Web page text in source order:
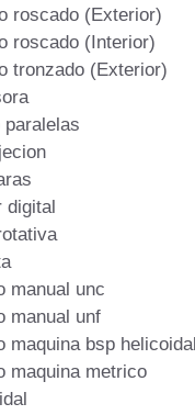
roscado (Exterior)
roscado (Interior)
tronzado (Exterior)
paralelas
digital
manual unc
manual unf
maquina bsp helicoidal
maquina metrico